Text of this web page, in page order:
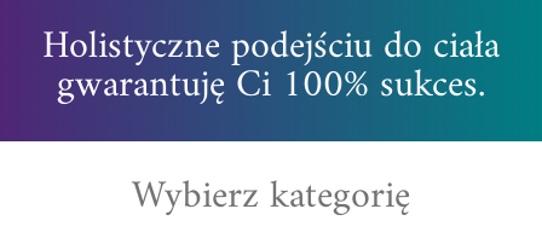
Holistyczne podejściu do ciała
gwarantuję Ci 100% sukces.
Wybierz kategorię